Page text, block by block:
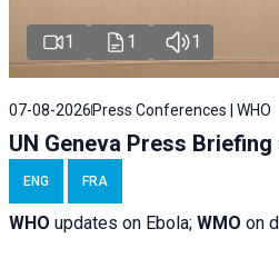
1 1 1
07-08-2026 Press Conferences | WHO
UN Geneva Press
ENG FRA
WHO updates on Ebola; WMO on